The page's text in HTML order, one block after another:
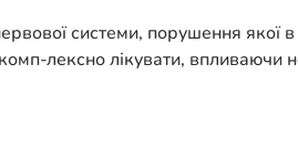
системи, порушення
лексно лікувати,